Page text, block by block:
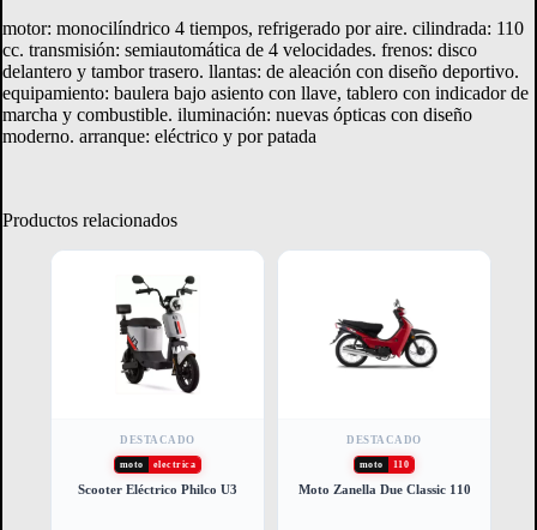
CONSULTAR MARGEN
motor: monocilíndrico 4 tiempos, refrigerado por aire. cilindrada: 110
cc. transmisión: semiautomática de 4 velocidades. frenos: disco
delantero y tambor trasero. llantas: de aleación con diseño deportivo.
equipamiento: baulera bajo asiento con llave, tablero con indicador de
marcha y combustible. iluminación: nuevas ópticas con diseño
moderno. arranque: eléctrico y por patada
Productos relacionados
DESTACADO
moto electrica
Scooter Eléctrico Philco U3
DESTACADO
moto 110
Moto Zanella Due Classic 110